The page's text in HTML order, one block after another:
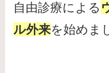
自由診療による
ル外来を始めま